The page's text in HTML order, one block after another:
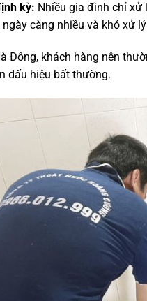
kỳ: Nhiều gia đình chỉ xử
càng nhiều và khó xử
Đông, khách hàng nên
dấu hiệu bất thường.